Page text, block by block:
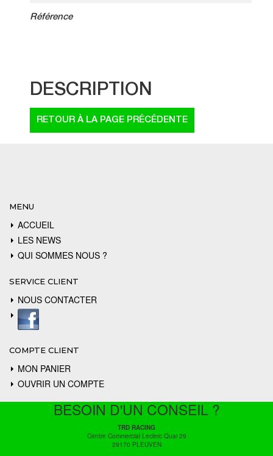
Référence
DESCRIPTION
MENU
ACCUEIL
LES NEWS
QUI SOMMES NOUS ?
SERVICE CLIENT
NOUS CONTACTER
COMPTE CLIENT
MON PANIER
OUVRIR UN COMPTE
BESOIN D'UN CONSEIL ?
TRD RACING
Centre Commercial Leclerc Quai 29
29170 PLEUVEN